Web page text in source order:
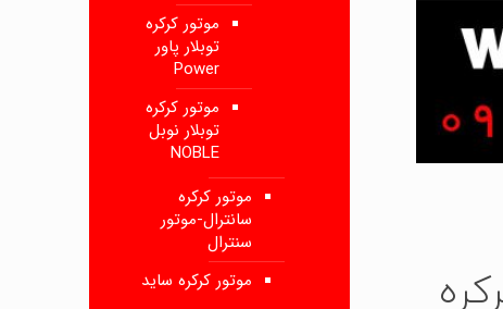
موتور کرکره
توبلار پاور
Power
موتور کرکره
توبلار نوبل
NOBLE
موتور کرکره
سانترال-موتور
سنترال
موتور کرکره ساید